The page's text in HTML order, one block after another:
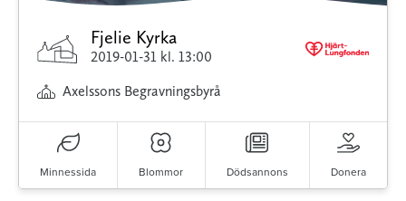
Fjelie Kyrka
2019-01-31 kl. 13:00
Axelssons Begravningsbyrå
Minnessida Blommor Dödsannons Donera